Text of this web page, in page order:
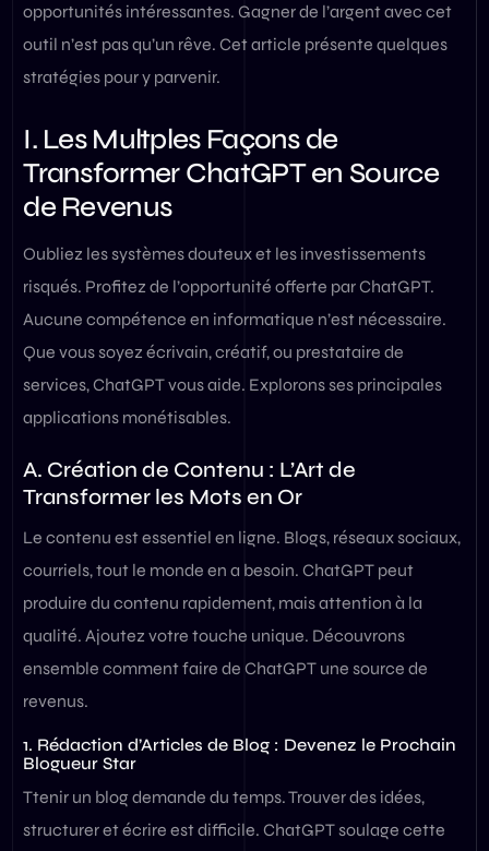
opportunités intéressantes. Gagner de l’argent avec cet
outil n’est pas qu’un rêve. Cet article présente quelques
stratégies pour y parvenir.
I. Les Multples Façons de
Transformer ChatGPT en Source
de Revenus
Oubliez les systèmes douteux et les investissements
risqués. Profitez de l’opportunité offerte par ChatGPT.
Aucune compétence en informatique n’est nécessaire.
Que vous soyez écrivain, créatif, ou prestataire de
services, ChatGPT vous aide. Explorons ses principales
applications monétisables.
A. Création de Contenu : L’Art de
Transformer les Mots en Or
Le contenu est essentiel en ligne. Blogs, réseaux sociaux,
courriels, tout le monde en a besoin. ChatGPT peut
produire du contenu rapidement, mais attention à la
qualité. Ajoutez votre touche unique. Découvrons
ensemble comment faire de ChatGPT une source de
revenus.
1. Rédaction d’Articles de Blog : Devenez le Prochain
Blogueur Star
Ttenir un blog demande du temps. Trouver des idées,
structurer et écrire est difficile. ChatGPT soulage cette